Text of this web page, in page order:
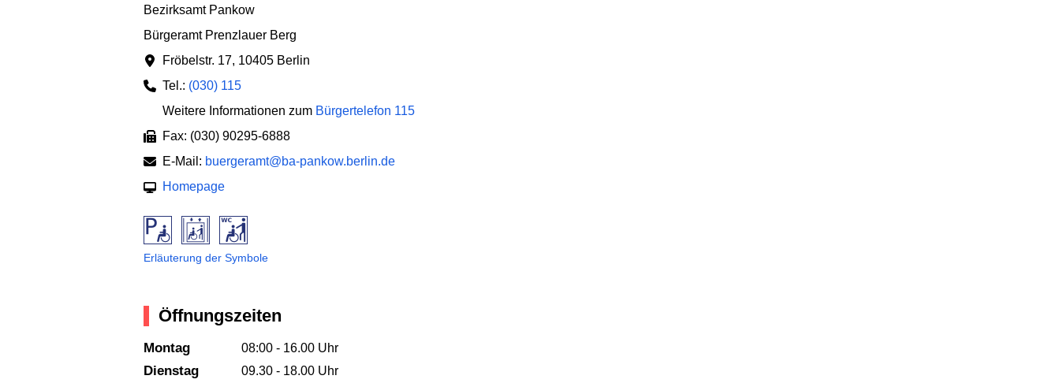
Bezirksamt Pankow
Bürgeramt Prenzlauer Berg
Fröbelstr. 17, 10405 Berlin
Tel.: (030) 115
Weitere Informationen zum Bürgertelefon 115
Fax: (030) 90295-6888
E-Mail: buergeramt@ba-pankow.berlin.de
Homepage
Erläuterung der Symbole
Öffnungszeiten
Montag 08:00 - 16.00 Uhr
Dienstag 09.30 - 18.00 Uhr